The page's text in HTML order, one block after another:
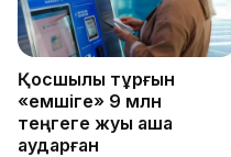
Қосшылық тұрғын
«емшіге» 9 млн
теңгеге жуық ақша
аударған